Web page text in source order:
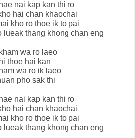
nai kap kan thi ro
hai chan khaochai
kho ro thoe ik to pai
lueak thang khong chan eng
wa ro laeo
thoe hai kan
wa ro ik laeo
pho sak thi
nai kap kan thi ro
hai chan khaochai
kho ro thoe ik to pai
lueak thang khong chan eng